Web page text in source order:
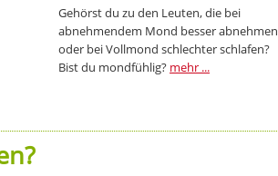
Gehörst du zu den Leuten, die bei
abnehmendem Mond besser abnehmen
oder bei Vollmond schlechter schlafen?
Bist du mondfühlig? mehr ...